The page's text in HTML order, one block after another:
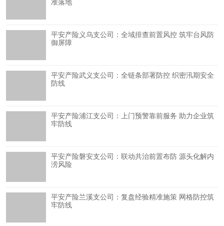
平安产险义乌支公司：全域排查前置风控 筑牢台风防
御屏障
平安产险武义支公司：全链条部署防控 织密汛期安全
防线
平安产险浦江支公司：上门预警靠前服务 助力企业筑
牢防线
平安产险磐安支公司：联动共治前置布防 源头化解内
涝风险
平安产险兰溪支公司：复盘经验精准施策 网格防控筑
牢防线